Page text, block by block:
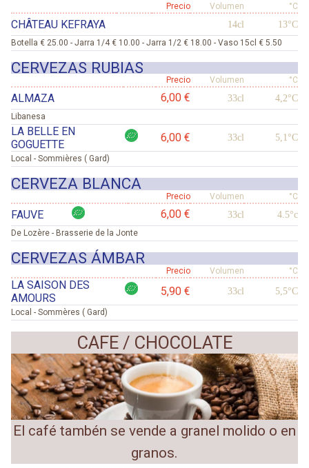
Precio Volumen °C
CHÂTEAU KEFRAYA 14cl 13°C
Botella € 25.00 - Jarra 1/4 € 10.00 - Jarra 1/2 € 18.00 - Vaso 15cl € 5.50
CERVEZAS RUBIAS
Precio Volumen °C
ALMAZA 6,00 € 33cl 4,2°C
Libanesa
LA BELLE EN
GOGUETTE
6,00 € 33cl 5,1°C
Local - Sommières ( Gard)
CERVEZA BLANCA
Precio Volumen °C
FAUVE 6,00 € 33cl 4.5°c
De Lozère - Brasserie de la Jonte
CERVEZAS ÁMBAR
Precio Volumen °C
LA SAISON DES
AMOURS
5,90 € 33cl 5,5°C
Local - Sommères ( Gard)
CAFE/ CHOCOLATE
El café tambén se vende a granel molido o en
granos.